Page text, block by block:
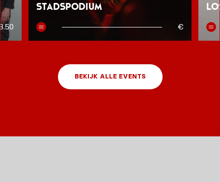
Stadspodium
€
BEKIJK ALLE EVENTS